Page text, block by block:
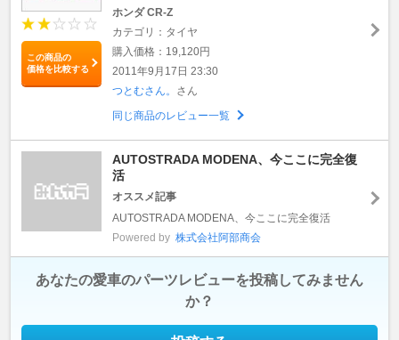
この商品の
価格を比較する
ホンダ CR-Z
カテゴリ：タイヤ
購入価格：19,120円
2011年9月17日 23:30
つとむさん。 さん
同じ商品のレビュー一覧
AUTOSTRADA MODENA、今ここに完全復
活
オススメ記事
AUTOSTRADA MODENA、今ここに完全復活
Powered by 株式会社阿部商会
あなたの愛車のパーツレビューを投稿してみません
か？